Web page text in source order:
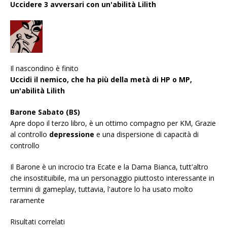
Uccidere 3 avversari con un'abilità Lilith
Il nascondino è finito
Uccidi il nemico, che ha più della metà di HP o MP,
un'abilità Lilith
Barone Sabato (BS)
Apre dopo il terzo libro, è un ottimo compagno per KM, Grazie
al controllo depressione e una dispersione di capacità di
controllo
Il Barone è un incrocio tra Ecate e la Dama Bianca, tutt'altro
che insostituibile, ma un personaggio piuttosto interessante in
termini di gameplay, tuttavia, l'autore lo ha usato molto
raramente
Risultati correlati